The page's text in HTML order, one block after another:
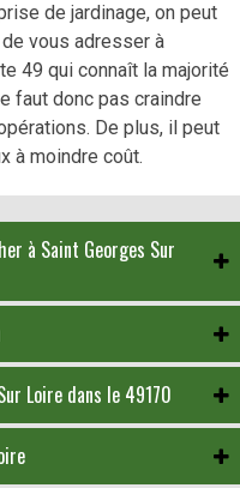
de jardinage, on peut
vous adresser à
49 qui connaît la majorité
faut donc pas craindre
De plus, il peut
à moindre coût.
à Saint Georges Sur
Loire dans le 49170